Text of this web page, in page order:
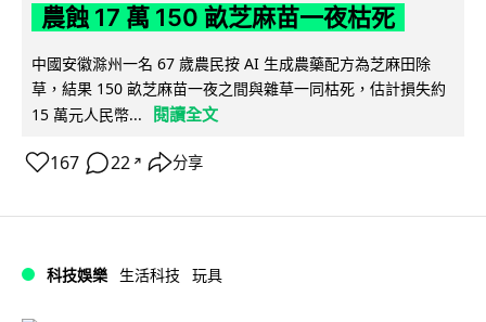
農蝕 17 萬 150 畝芝麻苗一夜枯死
中國安徽滁州一名 67 歲農民按 AI 生成農藥配方為芝麻田除
草，結果 150 畝芝麻苗一夜之間與雜草一同枯死，估計損失約
15 萬元人民幣...
閱讀全文
167 22 ↗ 分享
科技娛樂 生活科技 玩具